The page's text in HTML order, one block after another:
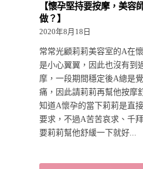
【懷孕堅持要按摩，美容
做？】
2020年8月18日
常常光顧莉莉美容室的A在
是小心翼翼，因此也沒有到
摩，一段期間穩定後A總是
痛，因此請莉莉再幫他按摩
知道A懷孕的當下莉莉是直
要求，不過A苦苦哀求、千
要莉莉幫他舒緩一下就好...